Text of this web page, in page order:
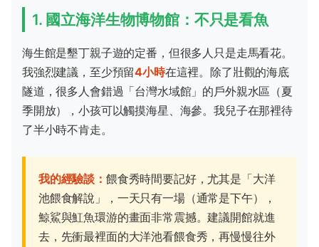
1. 國立海洋生物博物館：不只是看魚
海生館是墾丁親子遊的定番，但很多人只是走馬看花。
我強烈建議，至少預留4小時在這裡。除了壯觀的海底
隧道，很多人會錯過「台灣水域館」的戶外親水區（夏
季開放），小孩可以觸摸海星、海參。我兒子在那裡待
了半小時不肯走。
我的經驗談： 餵食秀時間要記好，尤其是「大洋
池餵食解說」，一天只有一場（通常是下午），
鯨鯊與魟魚環游的畫面非常震撼。建議開館就進
去，先衝最裡面的大洋池看餵食秀，再慢慢往外